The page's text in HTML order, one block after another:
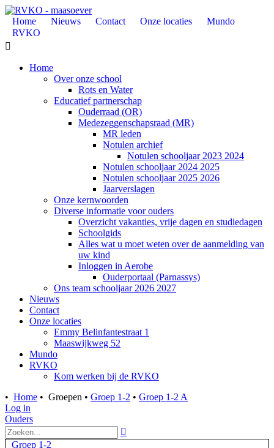
Home Nieuws Contact Onze locaties
Mundo
RVKO

Home
Over onze school
Rots en Water
Educatief partnerschap
Ouderraad (OR)
Medezeggenschapsraad (MR)
MR leden
Notulen archief
Notulen schooljaar 2023 2024
Notulen schooljaar 2024 2025
Notulen schooljaar 2025 2026
Jaarverslagen
Onze kernwoorden
Diverse informatie voor ouders
Overzicht vakanties, vrije dagen en studiedagen
Schoolgids
Alles wat u moet weten over de aanmelding van
uw kind
Inloggen in Aerobe
Ouderportaal (Parnassys)
Ons team schooljaar 2026 2027
Nieuws
Contact
Onze locaties
Emmy Belinfantestraat 1
Maaswijkweg 52
Mundo
RVKO
Kom werken bij de RVKO
• Home • Groepen • Groep 1-2 • Groep 1-2 A
Log in
Ouders

Groep 1-2